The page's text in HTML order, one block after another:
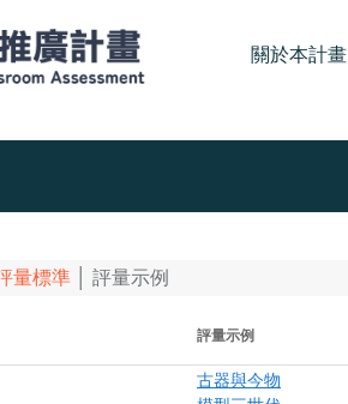
關於本計畫
量標準│ 評量示例